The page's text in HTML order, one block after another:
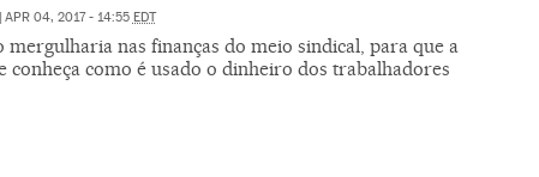
APR 04, 2017 - 14:55 EDT
mergulharia nas finanças do meio sindical, para que a
conheça como é usado o dinheiro dos trabalhadores